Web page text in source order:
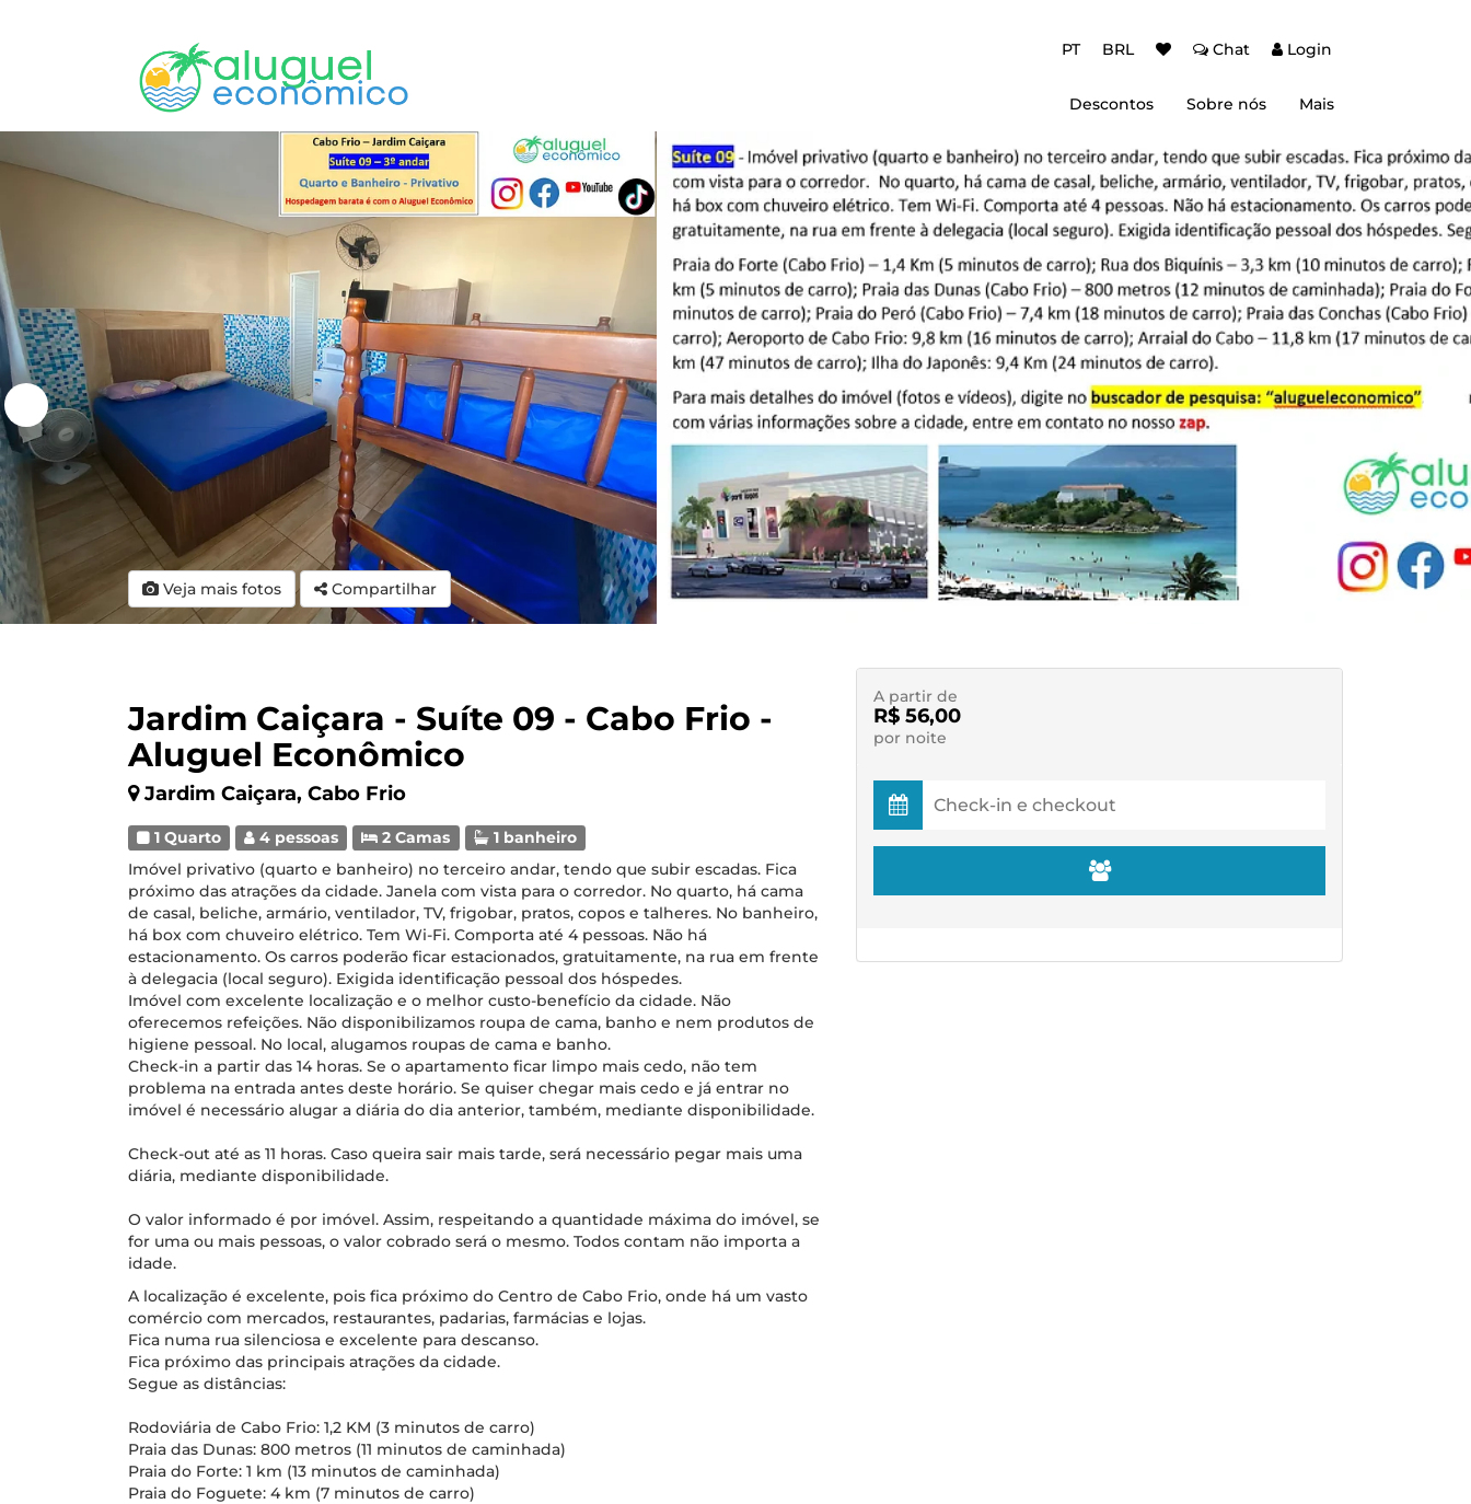
PT BRL Chat Login
Descontos
Promoção Baixa Temporada
Cupom de desconto
Sobre nós Mais
Autenticação de dois fatores (2FA)
Dicas de Viagem
Veja mais fotos Compartilhar
Jardim Caiçara - Suíte 09 - Cabo Frio -
Aluguel Econômico
Jardim Caiçara, Cabo Frio
1 Quarto 4 pessoas 2 Camas 1 banheiro
Imóvel privativo (quarto e banheiro) no terceiro andar, tendo que subir escadas. Fica
próximo das atrações da cidade. Janela com vista para o corredor. No quarto, há cama
de casal, beliche, armário, ventilador, TV, frigobar, pratos, copos e talheres. No banheiro,
há box com chuveiro elétrico. Tem Wi-Fi. Comporta até 4 pessoas. Não há
estacionamento. Os carros poderão ficar estacionados, gratuitamente, na rua em frente
à delegacia (local seguro). Exigida identificação pessoal dos hóspedes.
Imóvel com excelente localização e o melhor custo-benefício da cidade. Não
oferecemos refeições. Não disponibilizamos roupa de cama, banho e nem produtos de
higiene pessoal. No local, alugamos roupas de cama e banho.
Check-in a partir das 14 horas. Se o apartamento ficar limpo mais cedo, não tem
problema na entrada antes deste horário. Se quiser chegar mais cedo e já entrar no
imóvel é necessário alugar a diária do dia anterior, também, mediante disponibilidade.
Check-out até as 11 horas. Caso queira sair mais tarde, será necessário pegar mais uma
diária, mediante disponibilidade.
O valor informado é por imóvel. Assim, respeitando a quantidade máxima do imóvel, se
for uma ou mais pessoas, o valor cobrado será o mesmo. Todos contam não importa a
idade.
A localização é excelente, pois fica próximo do Centro de Cabo Frio, onde há um vasto
comércio com mercados, restaurantes, padarias, farmácias e lojas.
Fica numa rua silenciosa e excelente para descanso.
Fica próximo das principais atrações da cidade.
Segue as distâncias:
Rodoviária de Cabo Frio: 1,2 KM (3 minutos de carro)
Praia das Dunas: 800 metros (11 minutos de caminhada)
Praia do Forte: 1 km (13 minutos de caminhada)
Praia do Foguete: 4 km (7 minutos de carro)
A partir de
R$ 56,00
por noite